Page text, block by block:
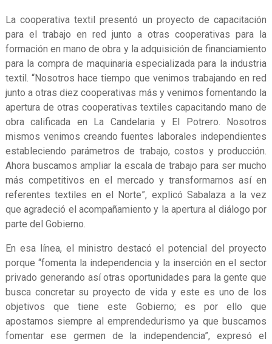
La cooperativa textil presentó un proyecto de capacitación
para el trabajo en red junto a otras cooperativas para la
formación en mano de obra y la adquisición de financiamiento
para la compra de maquinaria especializada para la industria
textil. “Nosotros hace tiempo que venimos trabajando en red
junto a otras diez cooperativas más y venimos fomentando la
apertura de otras cooperativas textiles capacitando mano de
obra calificada en La Candelaria y El Potrero. Nosotros
mismos venimos creando fuentes laborales independientes
estableciendo parámetros de trabajo, costos y producción.
Ahora buscamos ampliar la escala de trabajo para ser mucho
más competitivos en el mercado y transformarnos así en
referentes textiles en el Norte”, explicó Sabalaza a la vez
que agradeció el acompañamiento y la apertura al diálogo por
parte del Gobierno.
En esa línea, el ministro destacó el potencial del proyecto
porque “fomenta la independencia y la inserción en el sector
privado generando así otras oportunidades para la gente que
busca concretar su proyecto de vida y este es uno de los
objetivos que tiene este Gobierno; es por ello que
apostamos siempre al emprendedurismo ya que buscamos
fomentar ese germen de la independencia”, expresó el